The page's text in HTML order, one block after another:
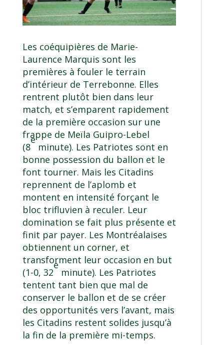
Les coéquipières de Marie-
Laurence Marquis sont les
premières à fouler le terrain
d’intérieur de Terrebonne. Elles
rentrent plutôt bien dans leur
match, et s’emparent rapidement
de la première occasion sur une
frappe de Meïla Guipro-Lebel
(8
e
minute). Les Patriotes sont en
bonne possession du ballon et le
font tourner. Mais les Citadins
reprennent de l’aplomb et
montent en intensité forçant le
bloc trifluvien à reculer. Leur
domination se fait plus présente et
finit par payer. Les Montréalaises
obtiennent un corner, et
transforment leur occasion en but
(1-0, 32
e
minute). Les Patriotes
tentent tant bien que mal de
conserver le ballon et de se créer
des opportunités vers l’avant, mais
les Citadins restent solides jusqu’à
la fin de la première mi-temps.